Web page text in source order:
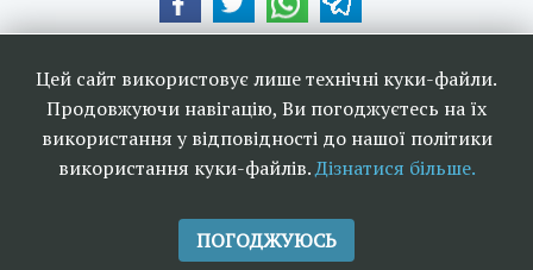
Цей сайт використовує лише технічні куки-файли.
Продовжуючи навігацію, Ви погоджуєтесь на їх
використання у відповідності до нашої політики
використання куки-файлів.Дізнатися більше.
ПОГОДЖУЮСЬ
радіомовлення в Україні 2006-